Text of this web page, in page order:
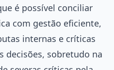
é possível conciliar
com gestão eficiente,
internas e críticas
decisões, sobretudo na